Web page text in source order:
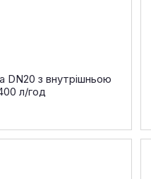
DN20 з внутрішньою
л/год